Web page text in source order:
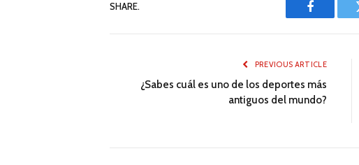
SHARE.
Facebook
PREVIOUS ARTICLE
¿Sabes cuál es uno de los deportes más
antiguos del mundo?